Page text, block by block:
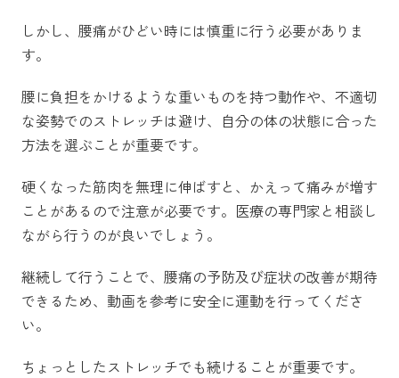
しかし、腰痛がひどい時には慎重に行う必要がありま
す。
腰に負担をかけるような重いものを持つ動作や、不適切
な姿勢でのストレッチは避け、自分の体の状態に合った
方法を選ぶことが重要です。
硬くなった筋肉を無理に伸ばすと、かえって痛みが増す
ことがあるので注意が必要です。医療の専門家と相談し
ながら行うのが良いでしょう。
継続して行うことで、腰痛の予防及び症状の改善が期待
できるため、動画を参考に安全に運動を行ってくださ
い。
ちょっとしたストレッチでも続けることが重要です。